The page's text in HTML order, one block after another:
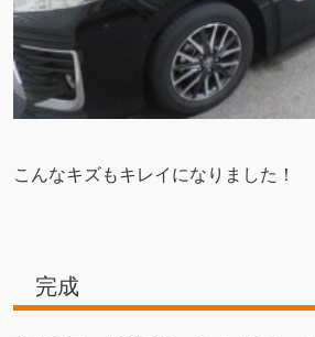
こんなキズもキレイになりました！
完成